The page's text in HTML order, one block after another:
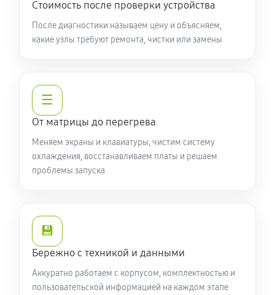
Замена видеочипа ноутбука Acer P2 TMP214-52-77G7
(NX.VLHER.00J)
Настройка BIOS ноутбука Acer P2 TMP214-52-77G7
(NX.VLHER.00J)
590 руб 60 минут
Ремонт подсветки ноутбука Acer P2 TMP214-52-77G7
(NX.VLHER.00J)
Настройка ОС ноутбука Acer P2 TMP214-52-77G7
(NX.VLHER.00J)
840 руб 60 минут
Замена HDMI ноутбука Acer P2 TMP214-52-77G7
Стоимость после проверки устройства
После диагностики называем цену и объясняем,
какие узлы требуют ремонта, чистки или замены
☰
От матрицы до перегрева
Меняем экраны и клавиатуры, чистим систему
охлаждения, восстанавливаем платы и решаем
проблемы запуска
💾
Бережно с техникой и данными
Аккуратно работаем с корпусом, комплектностью и
пользовательской информацией на каждом этапе